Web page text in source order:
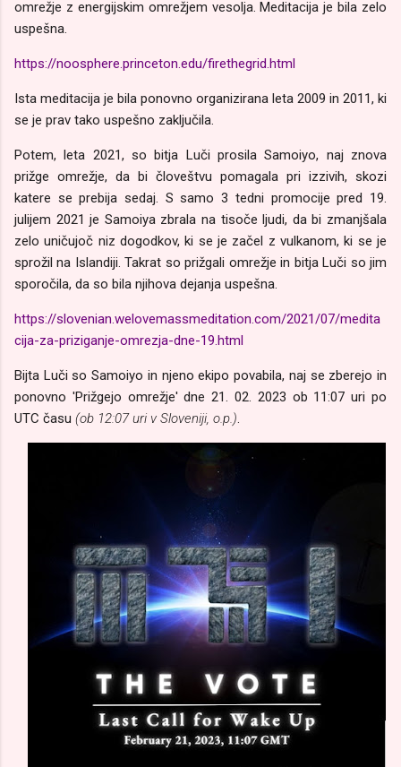
omrežje z energijskim omrežjem vesolja. Meditacija je bila zelo
uspešna.
https://noosphere.princeton.edu/firethegrid.html
Ista meditacija je bila ponovno organizirana leta 2009 in 2011, ki
se je prav tako uspešno zaključila.
Potem, leta 2021, so bitja Luči prosila Samoiyo, naj znova
prižge omrežje, da bi človeštvu pomagala pri izzivih, skozi
katere se prebija sedaj. S samo 3 tedni promocije pred 19.
julijem 2021 je Samoiya zbrala na tisoče ljudi, da bi zmanjšala
zelo uničujoč niz dogodkov, ki se je začel z vulkanom, ki se je
sprožil na Islandiji. Takrat so prižgali omrežje in bitja Luči so jim
sporočila, da so bila njihova dejanja uspešna.
https://slovenian.welovemassmeditation.com/2021/07/medita
cija-za-priziganje-omrezja-dne-19.html
Bijta Luči so Samoiyo in njeno ekipo povabila, naj se zberejo in
ponovno 'Prižgejo omrežje' dne 21. 02. 2023 ob 11:07 uri po
UTC času (ob 12:07 uri v Sloveniji, o.p.)